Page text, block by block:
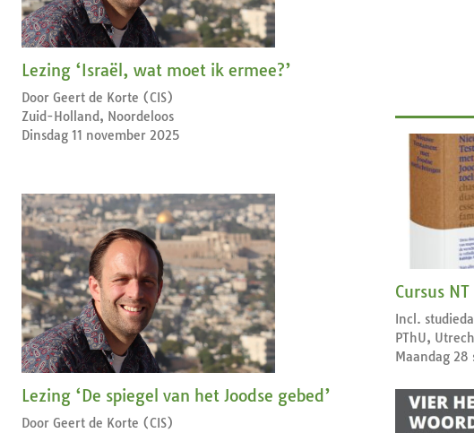
Lezing ‘Israël, wat moet ik ermee?’
Door Geert de Korte (CIS)
Zuid-Holland, Noordeloos
Dinsdag 11 november 2025
Lezing ‘De spiegel van het Joodse gebed’
Door Geert de Korte (CIS)
Cursus
Incl.
PThU,
Maandag